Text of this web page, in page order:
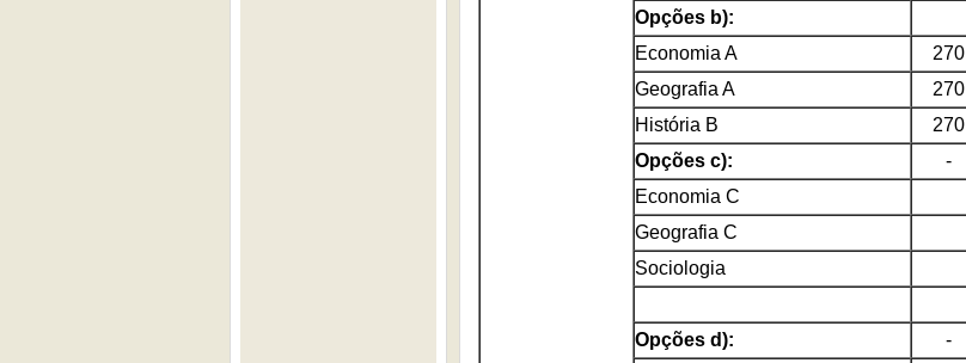
Opções b):
Economia A
270
Geografia A
270
História B
270
Opções c):
-
Economia C
Geografia C
Sociologia
Opções d): -